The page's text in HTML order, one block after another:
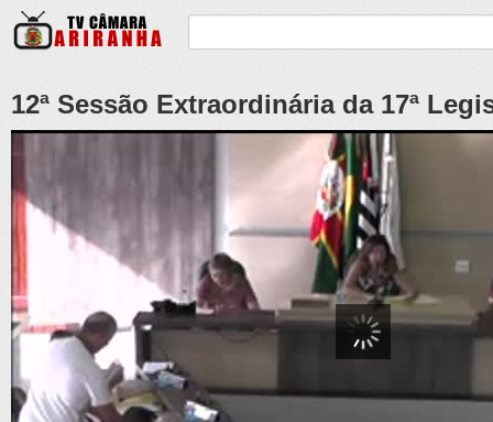
12ª Sessão Extraordinária da 17ª